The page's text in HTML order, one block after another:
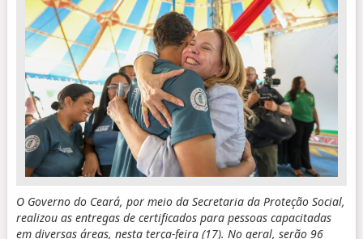
O Governo do Ceará, por meio da Secretaria da Proteção Social,
realizou as entregas de certificados para pessoas capacitadas
em diversas áreas, nesta terça-feira (17). No geral, serão 96
Share this widget
📌